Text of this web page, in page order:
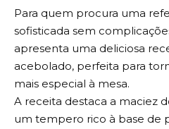
Para quem procura uma
sofisticada sem
apresenta uma deliciosa
acebolado, perfeita para
mais especial à mesa.
A receita destaca a maciez
um tempero rico à base de